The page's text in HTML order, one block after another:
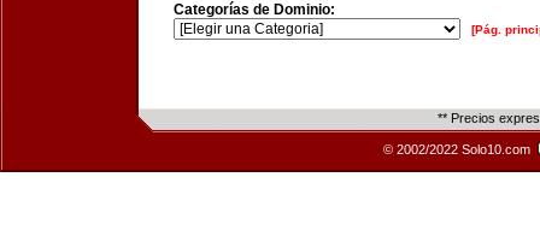
Categorías de Dominio:
[Pág.
** Precios
© 2002/2022 Solo10.com